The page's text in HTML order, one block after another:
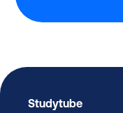
Studytube